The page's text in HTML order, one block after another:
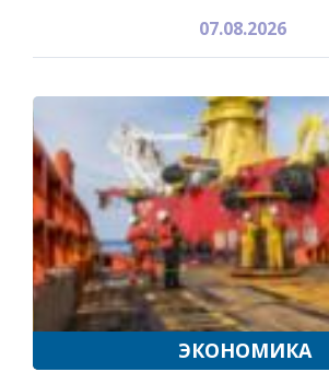
07.08.2026
ЭКОНОМИКА